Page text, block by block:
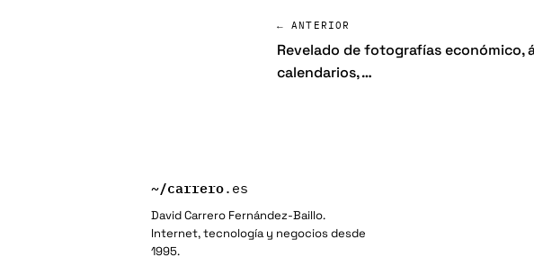
← ANTERIOR
Revelado de fotografías económico,
calendarios, …
~/carrero.es
David Carrero Fernández-Baillo.
Internet, tecnología y negocios desde
1995.